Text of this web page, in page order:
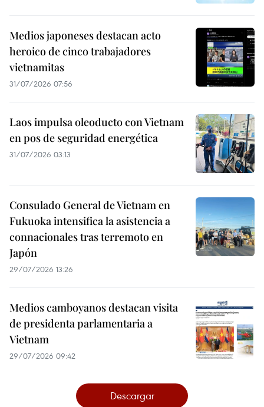
Medios japoneses destacan acto
heroico de cinco trabajadores
vietnamitas
31/07/2026 07:56
Laos impulsa oleoducto con Vietnam
en pos de seguridad energética
31/07/2026 03:13
Consulado General de Vietnam en
Fukuoka intensifica la asistencia a
connacionales tras terremoto en
Japón
29/07/2026 13:26
Medios camboyanos destacan visita
de presidenta parlamentaria a
Vietnam
29/07/2026 09:42
Descargar